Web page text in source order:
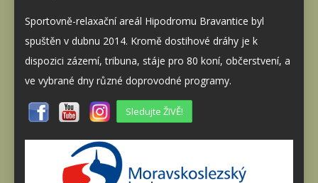
Sportovně-relaxační areál Hipodromu Bravantice byl
spuštěn v dubnu 2014. Kromě dostihové dráhy je k
dispozici zázemí, tribuna, stáje pro 80 koní, občerstvení, a
ve vybrané dny různé doprovodné programy.
Sledujte ŽIVĚ!